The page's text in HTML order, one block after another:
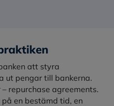
att styra
ut pengar till bankerna.
repurchase agreements.
en bestämd tid, en